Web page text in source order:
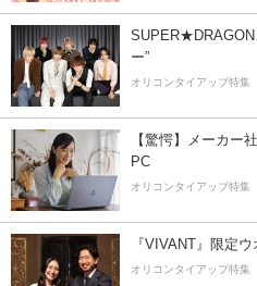
SUPER★DRAGON
ー”
オリコンタイアップ特集
【驚愕】メーカー
PC
オリコンタイアップ特集
『VIVANT』限定
オリコンタイアップ特集